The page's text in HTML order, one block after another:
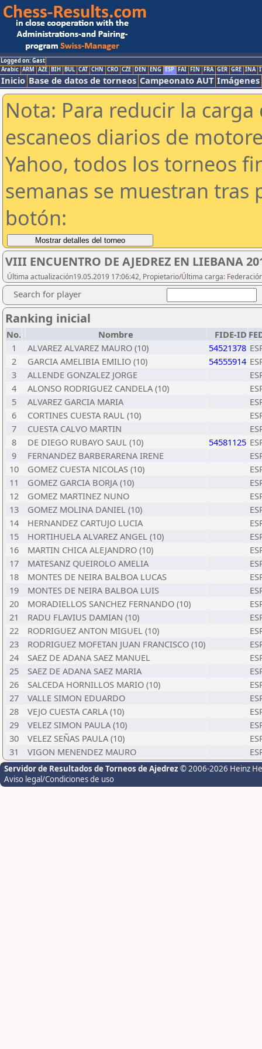
Logged on: Gast
Arabic ARM AZE BIH BUL CAT CHN CRO CZE DEN ENG ESP FAI FIN FRA GER GRE INA
Inicio Base de datos de torneos Campeonato AUT Imágenes
Nota: Para reducir la
escaneos diarios de
Yahoo, todos los torneos
semanas se muestran tras
botón:
VIII ENCUENTRO DE AJEDREZ EN LIEBANA
Última actualización19.05.2019 17:06:42, Propietario/Última carga:
Search for player
Ranking inicial
No. Nombre FIDE-ID
1
ALVAREZ ALVAREZ MAURO (10) 54521378
2
GARCIA AMELIBIA EMILIO (10) 54555914
3
ALLENDE GONZALEZ JORGE
4
ALONSO RODRIGUEZ CANDELA (10)
5
ALVAREZ GARCIA MARIA
6
CORTINES CUESTA RAUL (10)
7
CUESTA CALVO MARTIN
8
DE DIEGO RUBAYO SAUL (10) 54581125
9
FERNANDEZ BARBERARENA IRENE
10
GOMEZ CUESTA NICOLAS (10)
11
GOMEZ GARCIA BORJA (10)
12
GOMEZ MARTINEZ NUNO
13
GOMEZ MOLINA DANIEL (10)
14
HERNANDEZ CARTUJO LUCIA
15
HORTIHUELA ALVAREZ ANGEL (10)
16
MARTIN CHICA ALEJANDRO (10)
17
MATESANZ QUEIROLO AMELIA
18
MONTES DE NEIRA BALBOA LUCAS
19
MONTES DE NEIRA BALBOA LUIS
20
MORADIELLOS SANCHEZ FERNANDO (10)
21
RADU FLAVIUS DAMIAN (10)
22
RODRIGUEZ ANTON MIGUEL (10)
23
RODRIGUEZ MOFETAN JUAN FRANCISCO (10)
24
SAEZ DE ADANA SAEZ MANUEL
25
SAEZ DE ADANA SAEZ MARIA
26
SALCEDA HORNILLOS MARIO (10)
27
VALLE SIMON EDUARDO
28
VEJO CUESTA CARLA (10)
29
VELEZ SIMON PAULA (10)
30
VELEZ SEÑAS PAULA (10)
31
VIGON MENENDEZ MAURO
Servidor de Resultados de Torneos de Ajedrez © 2006-2026 Heinz
Aviso legal/Condiciones de uso